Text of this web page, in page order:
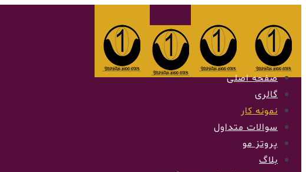
صفحه اصلی
گالری
نمونه کار
سوالات متداول
پروتز مو
بلاگ